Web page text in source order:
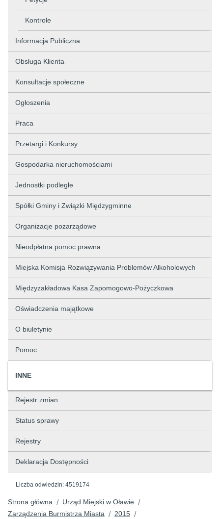
Kontrole
Informacja Publiczna
Obsługa Klienta
Konsultacje społeczne
Ogłoszenia
Praca
Przetargi i Konkursy
Gospodarka nieruchomościami
Jednostki podległe
Spółki Gminy i Związki Międzygminne
Organizacje pozarządowe
Nieodpłatna pomoc prawna
Miejska Komisja Rozwiązywania Problemów Alkoholowych
Międzyzakładowa Kasa Zapomogowo-Pożyczkowa
Oświadczenia majątkowe
O biuletynie
Pomoc
INNE
Rejestr zmian
Status sprawy
Rejestry
Deklaracja Dostępności
Liczba odwiedzin: 4519174
Strona główna / Urząd Miejski w Oławie /
Zarządzenia Burmistrza Miasta / 2015 /